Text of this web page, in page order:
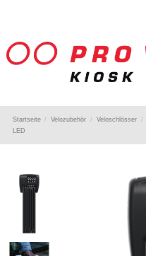
Startseite Velozubehör Veloschlösser
LED